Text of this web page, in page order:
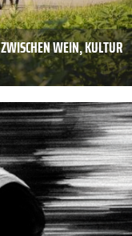
WEIN, KULTUR